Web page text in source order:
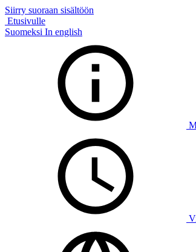
Siirry suoraan sisältöön
Etusivulle
Suomeksi In english